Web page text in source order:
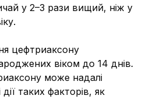
у 2–3 рази вищий, ніж у
цефтриаксону
віком до 14 днів.
може надалі
таких факторів, як